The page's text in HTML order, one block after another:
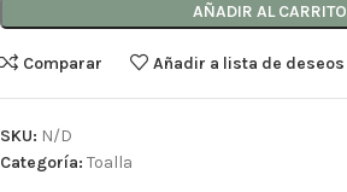
AÑADIR AL CARRITO
Comparar Añadir a lista de deseos
SKU: N/D
Categoría: Toalla